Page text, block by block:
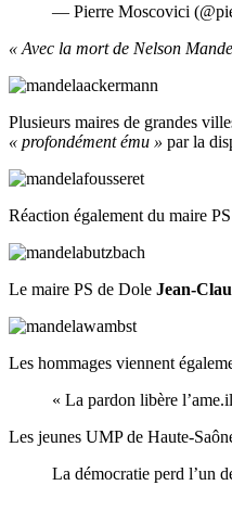
— Pierre Moscovici
« Avec la mort de Nelson
Plusieurs maires de grandes
« profondément ému » par la
Réaction également du maire
Le maire PS de Dole Jean-
Les hommages viennent
« La pardon libère
Les jeunes UMP de Haute-
La démocratie perd l’un